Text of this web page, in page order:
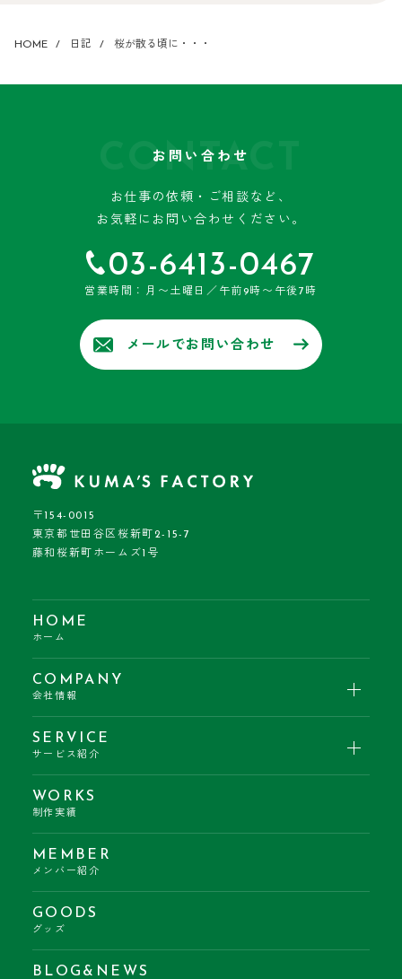
HOME 日記 桜が散る頃に・・・
CONTACT
お問い合わせ
お仕事の依頼・ご相談など、
お気軽にお問い合わせください。
03-6413-0467
営業時間：月〜土曜日／午前9時〜午後7時
メールでお問い合わせ
〒154-0015
東京都世田谷区桜新町2-15-7
藤和桜新町ホームズ1号
HOME
ホーム
COMPANY
会社情報
SERVICE
サービス紹介
WORKS
制作実績
MEMBER
メンバー紹介
GOODS
グッズ
BLOG&NEWS